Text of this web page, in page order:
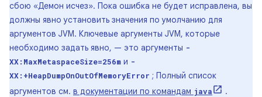
сбою «Демон исчез». Пока ошибка не будет исправлена, вы
должны явно установить значения по умолчанию для
аргументов JVM. Ключевые аргументы JVM, которые
необходимо задать явно, — это аргументы -
XX:MaxMetaspaceSize=256m и -
XX:+HeapDumpOnOutOfMemoryError ; Полный список
аргументов см. в документации по командам java .